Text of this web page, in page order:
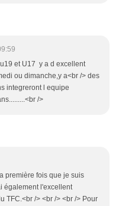
et U17 y a d excellent
ou dimanche,y a<br /> des
integreront l equipe
/>
première fois que je suis
également l'excellent
TFC.<br /> <br /> <br /> Pour